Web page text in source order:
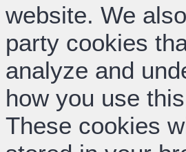
website. We
party cookies
analyze and
how you use
These cookies